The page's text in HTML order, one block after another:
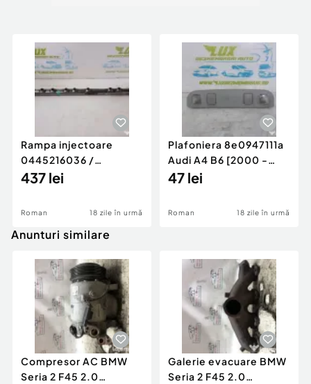
Rampa injectoare
0445216036 /
780542302 3.0 d 313
437 lei
Roman 18 zile în urmă
Plafoniera 8e0947111a
Audi A4 B6 [2000 -
2005]
47 lei
Roman 18 zile în urmă
Anunturi similare
Compresor AC BMW
Seria 2 F45 2.0
Galerie evacuare BMW
Seria 2 F45 2.0